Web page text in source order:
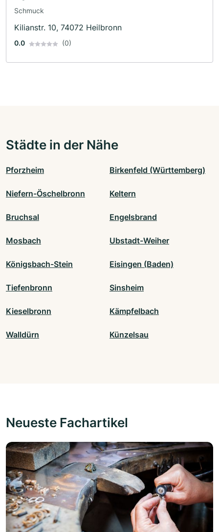
Schmuck
Kilianstr. 10, 74072 Heilbronn
0.0 (0)
Städte in der Nähe
Pforzheim Birkenfeld (Württemberg)
Niefern-Öschelbronn Keltern
Bruchsal Engelsbrand
Mosbach Ubstadt-Weiher
Königsbach-Stein Eisingen (Baden)
Tiefenbronn Sinsheim
Kieselbronn Kämpfelbach
Walldürn Künzelsau
Neueste Fachartikel